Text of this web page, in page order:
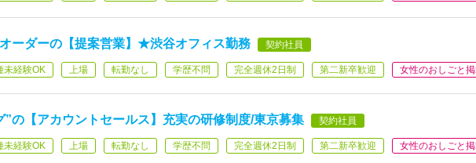
ーダーの【提案営業】★渋谷オフィス勤務 契約社員
未経験OK 上場 転勤なし 学歴不問 完全週休2日制 第二新卒歓迎 女性のおしごと
”の【アカウントセールス】充実の研修制度/東京募集 契約社員
未経験OK 上場 転勤なし 学歴不問 完全週休2日制 第二新卒歓迎 女性のおしごと